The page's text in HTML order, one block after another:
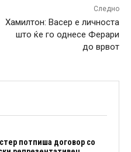
Следно
Хамилтон: Васер е личноста
што ќе го однесе Ферари
до врвот
потпиша договор со